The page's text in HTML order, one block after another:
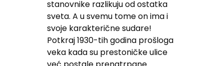
stanovnike razlikuju od ostatka
sveta. A u svemu tome on ima i
svoje karakterične sudare!
Potkraj 1930-tih godina prošloga
veka kada su prestoničke ulice